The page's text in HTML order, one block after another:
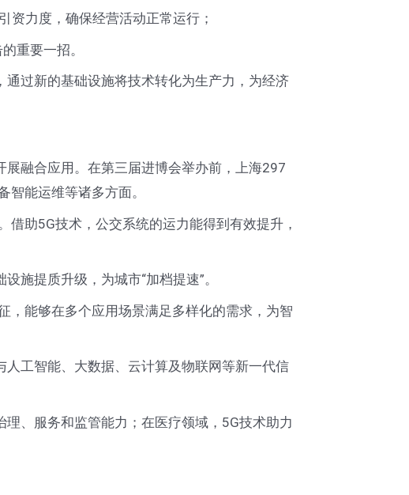
力度，确保经营活动正常运行；
重要一招。
过新的基础设施将技术转化为生产力，为经济
融合应用。在第三届进博会举办前，上海297
能运维等诸多方面。
助5G技术，公交系统的运力能得到有效提升，
提质升级，为城市“加档提速”。
能够在多个应用场景满足多样化的需求，为智
工智能、大数据、云计算及物联网等新一代信
、服务和监管能力；在医疗领域，5G技术助力